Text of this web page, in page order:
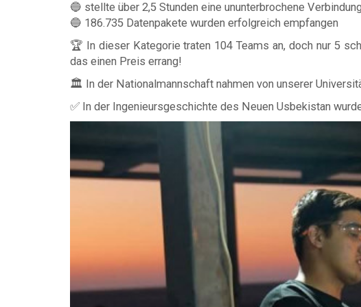
🔵 stellte über 2,5 Stunden eine ununterbrochene
🔵 186.735 Datenpakete wurden erfolgreich empfangen
🏆 In dieser Kategorie traten 104 Teams an, doch nur 5
das einen Preis errang!
🏛 In der Nationalmannschaft nahmen von unserer
✅ In der Ingenieursgeschichte des Neuen Usbekistan